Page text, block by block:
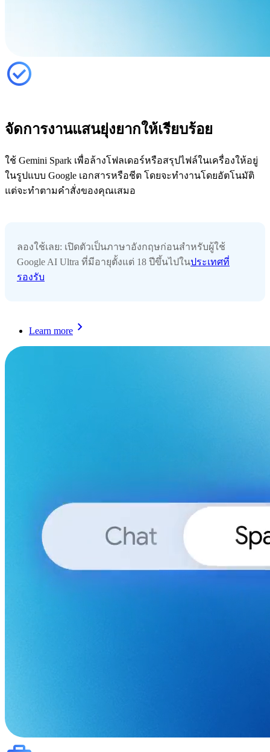
จัดการงานแสนยุ่งยากให้เรียบร้อย
ใช้ Gemini Spark เพื่อล้างโฟลเดอร์หรือสรุปไฟล์ในเครื่องให้อยู่
ในรูปแบบ Google เอกสารหรือชีต โดยจะทำงานโดยอัตโนมัติ
แต่จะทำตามคำสั่งของคุณเสมอ
ลองใช้เลย: เปิดตัวเป็นภาษาอังกฤษก่อนสำหรับผู้ใช้
Google AI Ultra ที่มีอายุตั้งแต่ 18 ปีขึ้นไปในประเทศที่
รองรับ
Learn more